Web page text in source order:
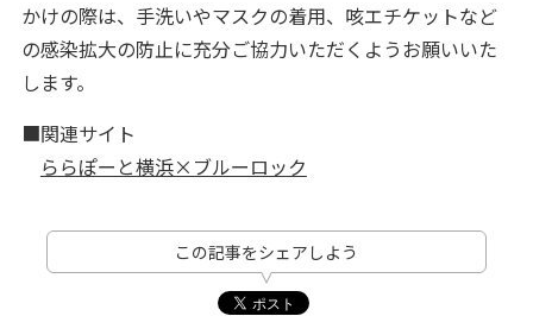
かけの際は、手洗いやマスクの着用、咳エチケットなど
の感染拡大の防止に充分ご協力いただくようお願いいた
します。
■関連サイト
ららぽーと横浜×ブルーロック
この記事をシェアしよう